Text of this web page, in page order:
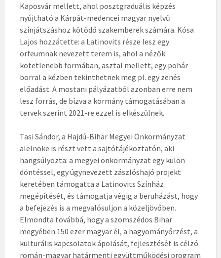
Kaposvár mellett, ahol posztgraduális képzés
nyújtható a Kárpát-medencei magyar nyelvű
színjátszáshoz kötődő szakemberek számára. Kósa
Lajos hozzátette: a Latinovits része lesz egy
orfeumnak nevezett terem is, ahol a nézők
kötetlenebb formában, asztal mellett, egy pohár
borral a kézben tekinthetnek meg pl. egy zenés
előadást. A mostani pályázatból azonban erre nem
lesz forrás, de bízva a kormány támogatásában a
tervek szerint 2021-re ezzel is elkészülnek.
Tasi Sándor, a Hajdú-Bihar Megyei Önkormányzat
alelnöke is részt vett a sajtótájékoztatón, aki
hangsúlyozta: a megyei önkormányzat egy külön
döntéssel, egy úgynevezett zászlóshajó projekt
keretében támogatta a Latinovits Színház
megépítését, és támogatja végig a beruházást, hogy
a befejezés is a megvalósuljon a közeljövőben.
Elmondta továbbá, hogy a szomszédos Bihar
megyében 150 ezer magyar él, a hagyományőrzést, a
kulturális kapcsolatok ápolását, fejlesztését is célzó
román-magyar határmenti együttműködési program